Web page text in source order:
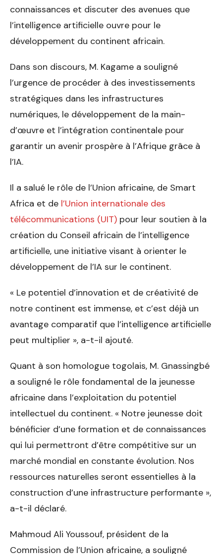
connaissances et discuter des avenues que
l’intelligence artificielle ouvre pour le
développement du continent africain.
Dans son discours, M. Kagame a souligné
l’urgence de procéder à des investissements
stratégiques dans les infrastructures
numériques, le développement de la main-
d’œuvre et l’intégration continentale pour
garantir un avenir prospère à l’Afrique grâce à
l’IA.
Il a salué le rôle de l’Union africaine, de Smart
Africa et de l’Union internationale des
télécommunications (UIT) pour leur soutien à la
création du Conseil africain de l’intelligence
artificielle, une initiative visant à orienter le
développement de l’IA sur le continent.
« Le potentiel d’innovation et de créativité de
notre continent est immense, et c’est déjà un
avantage comparatif que l’intelligence artificielle
peut multiplier », a-t-il ajouté.
Quant à son homologue togolais, M. Gnassingbé
a souligné le rôle fondamental de la jeunesse
africaine dans l’exploitation du potentiel
intellectuel du continent. « Notre jeunesse doit
bénéficier d’une formation et de connaissances
qui lui permettront d’être compétitive sur un
marché mondial en constante évolution. Nos
ressources naturelles seront essentielles à la
construction d’une infrastructure performante »,
a-t-il déclaré.
Mahmoud Ali Youssouf, président de la
Commission de l’Union africaine, a souligné